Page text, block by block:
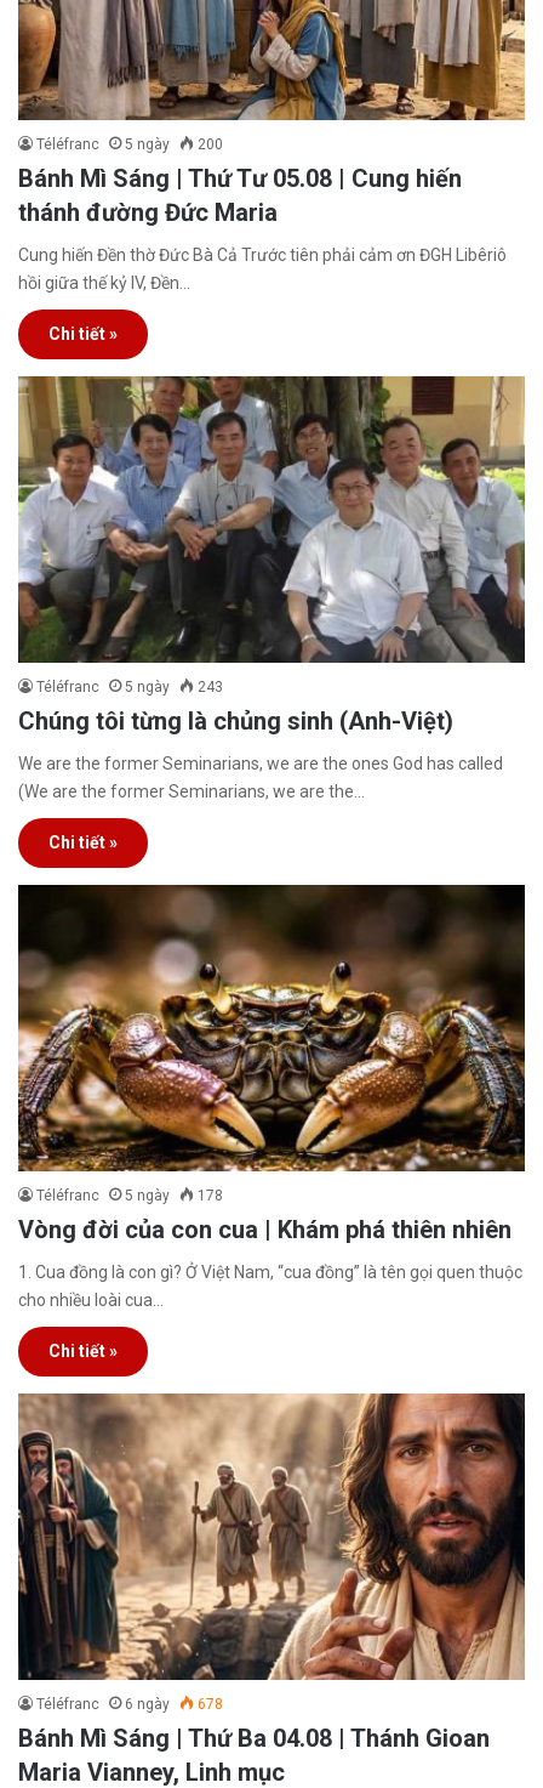
Téléfranc 5 ngày 200
Bánh Mì Sáng | Thứ Tư 05.08 | Cung hiến
thánh đường Đức Maria
Cung hiến Đền thờ Đức Bà Cả Trước tiên phải cảm ơn ĐGH Libêriô
hồi giữa thế kỷ IV, Đền…
Chi tiết »
Téléfranc 5 ngày 243
Chúng tôi từng là chủng sinh (Anh-Việt)
We are the former Seminarians, we are the ones God has called
(We are the former Seminarians, we are the…
Chi tiết »
Téléfranc 5 ngày 178
Vòng đời của con cua | Khám phá thiên nhiên
1. Cua đồng là con gì? Ở Việt Nam, “cua đồng” là tên gọi quen thuộc
cho nhiều loài cua…
Chi tiết »
Téléfranc 6 ngày 678
Bánh Mì Sáng | Thứ Ba 04.08 | Thánh Gioan
Maria Vianney, Linh mục